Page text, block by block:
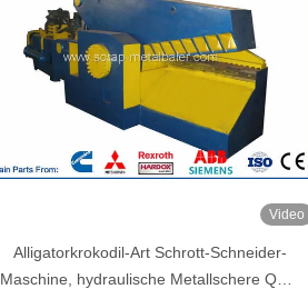
Video
Alligatorkrokodil-Art Schrott-Schneider-
Maschine, hydraulische Metallschere Q43-